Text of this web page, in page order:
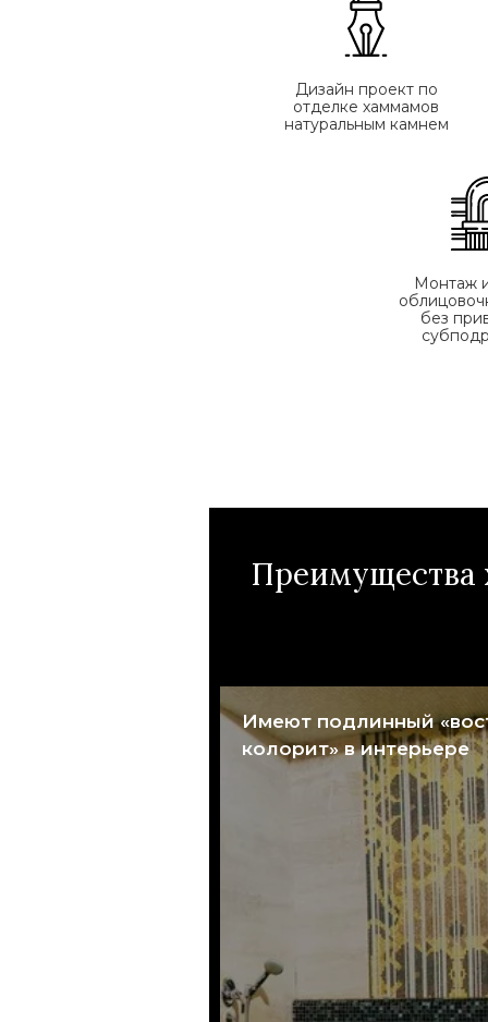
Дизайн проект по
отделке хаммамов
натуральным камнем
Монтаж
без
Преимущества
Имеют подлинный
колорит» в интерьере